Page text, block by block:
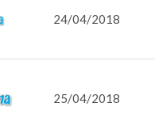
24/04/2018
25/04/2018